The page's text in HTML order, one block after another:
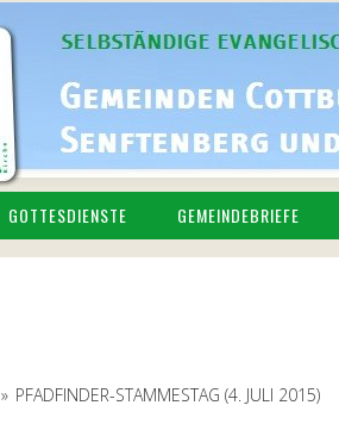
GOTTESDIENSTE GEMEINDEBRIEFE
» PFADFINDER-STAMMESTAG (4. JULI 2015)